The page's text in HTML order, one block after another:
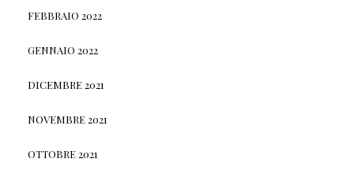
FEBBRAIO 2022
GENNAIO 2022
DICEMBRE 2021
NOVEMBRE 2021
OTTOBRE 2021